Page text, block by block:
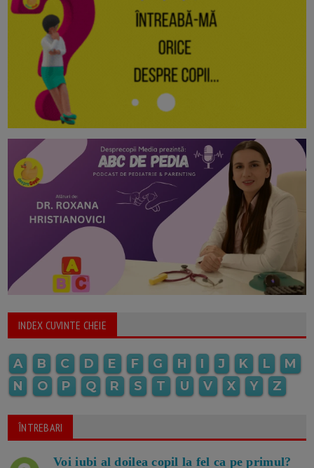
INDEX CUVINTE CHEIE
A B C D E F G H I J K L
M
N
O P Q R S T U V X Y Z
ÎNTREBARI
Voi iubi al doilea copil la fel ca pe primul?